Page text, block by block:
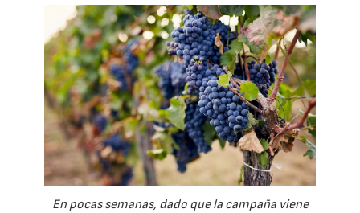
En pocas semanas, dado que la campaña viene